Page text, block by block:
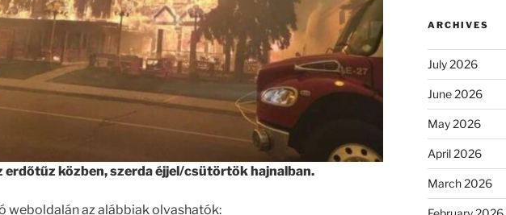
erdőtűz közben, szerda éjjel/csütörtök hajnalban.
weboldalán az alábbiak olvashatók:
ARCHIVES
July 2026
June 2026
May 2026
April 2026
March 2026